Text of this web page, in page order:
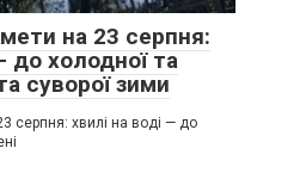
на 23 серпня:
до холодної та
суворої зими
серпня: хвилі на воді — до